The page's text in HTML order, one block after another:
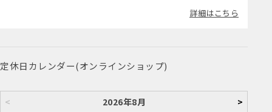
詳細はこちら
定休日カレンダー(オンラインショップ)
< 2026年8月 >